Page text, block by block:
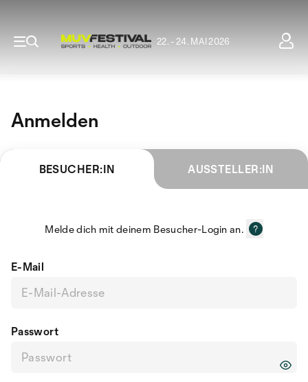
22. - 24. MAI 2026
Anmelden
BESUCHER:IN AUSSTELLER:IN
Melde dich mit deinem Besucher-Login an.
E-Mail
Passwort